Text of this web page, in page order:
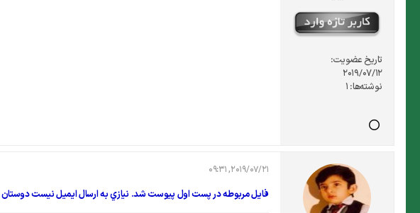
تاریخ عضویت:
2019/07/12
نوشته‌ها: 1
2019/07/21, 09:31
فايل مربوطه در پست اول پيوست شد. نيازي به ارسال ايميل نيست دوستان